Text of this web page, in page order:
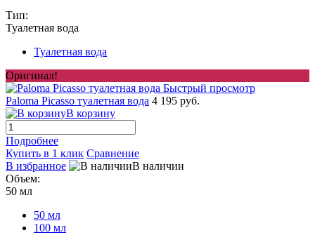
Тип:
Туалетная вода
Туалетная вода
Оригинал!
Быстрый просмотр
Paloma Picasso туалетная вода 4 195 руб.
В корзину
Подробнее
Купить в 1 клик Сравнение
В избранное
В наличии
Объем:
50 мл
50 мл
100 мл